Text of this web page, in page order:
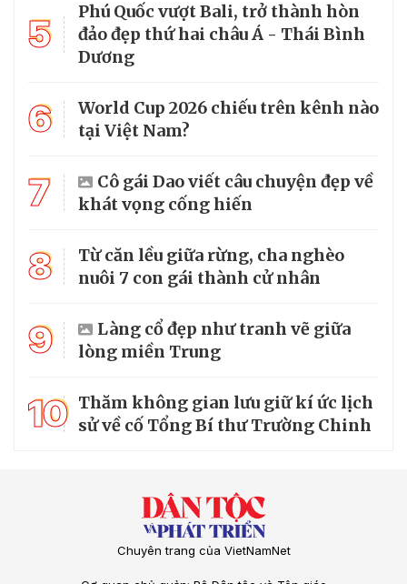
5
Phú Quốc vượt Bali, trở thành hòn
đảo đẹp thứ hai châu Á - Thái Bình
Dương
6
World Cup 2026 chiếu trên kênh nào
tại Việt Nam?
7
Cô gái Dao viết câu chuyện đẹp về
khát vọng cống hiến
8
Từ căn lều giữa rừng, cha nghèo
nuôi 7 con gái thành cử nhân
9
Làng cổ đẹp như tranh vẽ giữa
lòng miền Trung
10 Thăm không gian lưu giữ kí ức lịch
sử về cố Tổng Bí thư Trường Chinh
Chuyên trang của VietNamNet